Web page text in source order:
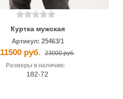
Куртка мужская
Артикул:25463/1
11500 руб.
23000 руб.
Размеры в наличии:
182-72